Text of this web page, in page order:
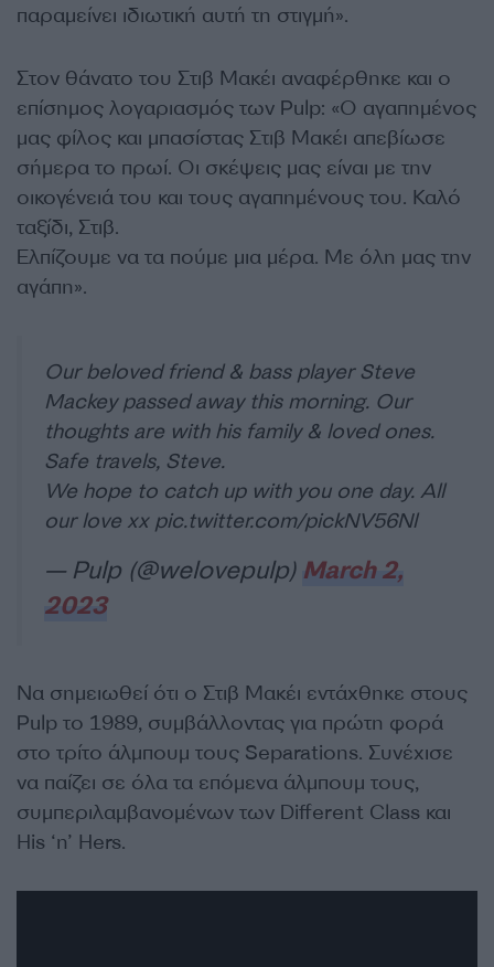
παραμείνει ιδιωτική αυτή τη στιγμή».
Στον θάνατο του Στιβ Μακέι αναφέρθηκε και ο
επίσημος λογαριασμός των Pulp: «Ο αγαπημένος
μας φίλος και μπασίστας Στιβ Μακέι απεβίωσε
σήμερα το πρωί. Οι σκέψεις μας είναι με την
οικογένειά του και τους αγαπημένους του. Καλό
ταξίδι, Στιβ.
Ελπίζουμε να τα πούμε μια μέρα. Με όλη μας την
αγάπη».
Our beloved friend & bass player Steve
Mackey passed away this morning. Our
thoughts are with his family & loved ones.
Safe travels, Steve.
We hope to catch up with you one day. All
our love xx pic.twitter.com/pickNV56Nl
— Pulp (@welovepulp) March 2,
2023
Να σημειωθεί ότι ο Στιβ Μακέι εντάχθηκε στους
Pulp το 1989, συμβάλλοντας για πρώτη φορά
στο τρίτο άλμπουμ τους Separations. Συνέχισε
να παίζει σε όλα τα επόμενα άλμπουμ τους,
συμπεριλαμβανομένων των Different Class και
His ‘n’ Hers.